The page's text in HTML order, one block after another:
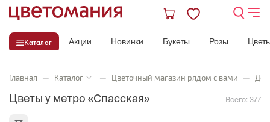
Каталог Акции Новинки Букеты Розы
Главная — Каталог — Цветочный магазин рядом с вами —
Цветы у метро «Спасская» Всего: 377